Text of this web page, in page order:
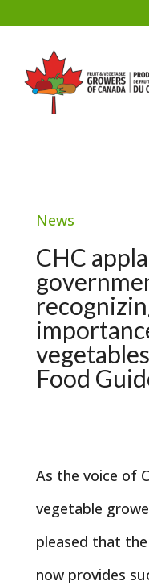
News
CHC
Food
As the voice of
vegetable
pleased that the
now provides